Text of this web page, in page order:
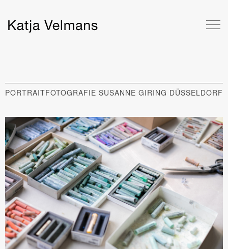
PORTRAITFOTOGRAFIE SUSANNE GIRING DÜSSELDORF